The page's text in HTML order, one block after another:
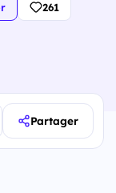
261
Partager